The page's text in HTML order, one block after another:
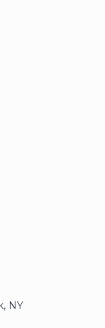
NY